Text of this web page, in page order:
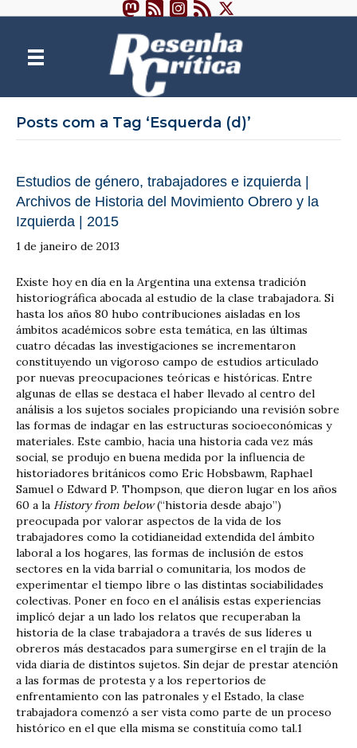
Posts com a Tag ‘Esquerda (d)’
Estudios de género, trabajadores e izquierda |
Archivos de Historia del Movimiento Obrero y la
Izquierda | 2015
1 de janeiro de 2013
Existe hoy en día en la Argentina una extensa tradición
historiográfica abocada al estudio de la clase trabajadora. Si
hasta los años 80 hubo contribuciones aisladas en los
ámbitos académicos sobre esta temática, en las últimas
cuatro décadas las investigaciones se incrementaron
constituyendo un vigoroso campo de estudios articulado
por nuevas preocupaciones teóricas e históricas. Entre
algunas de ellas se destaca el haber llevado al centro del
análisis a los sujetos sociales propiciando una revisión sobre
las formas de indagar en las estructuras socioeconómicas y
materiales. Este cambio, hacia una historia cada vez más
social, se produjo en buena medida por la influencia de
historiadores británicos como Eric Hobsbawm, Raphael
Samuel o Edward P. Thompson, que dieron lugar en los años
60 a la History from below(“historia desde abajo”)
preocupada por valorar aspectos de la vida de los
trabajadores como la cotidianeidad extendida del ámbito
laboral a los hogares, las formas de inclusión de estos
sectores en la vida barrial o comunitaria, los modos de
experimentar el tiempo libre o las distintas sociabilidades
colectivas. Poner en foco en el análisis estas experiencias
implicó dejar a un lado los relatos que recuperaban la
historia de la clase trabajadora a través de sus líderes u
obreros más destacados para sumergirse en el trajín de la
vida diaria de distintos sujetos. Sin dejar de prestar atención
a las formas de protesta y a los repertorios de
enfrentamiento con las patronales y el Estado, la clase
trabajadora comenzó a ser vista como parte de un proceso
histórico en el que ella misma se constituía como tal.1